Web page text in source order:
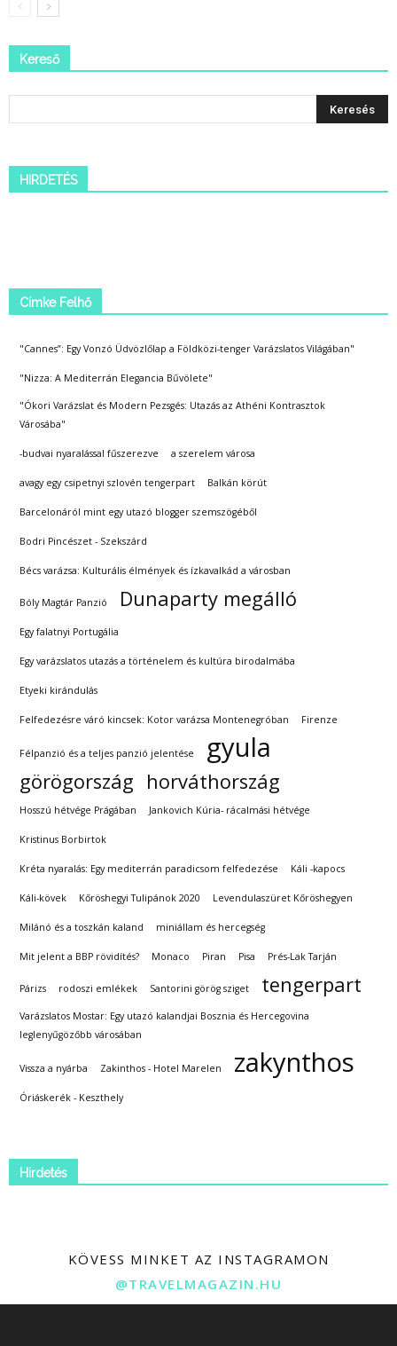
Kereső
HIRDETÉS
Címke Felhő
"Cannes”: Egy Vonzó Üdvözlőlap a Földközi-tenger Varázslatos Világában"
"Nizza: A Mediterrán Elegancia Bűvölete"
"Ókori Varázslat és Modern Pezsgés: Utazás az Athéni Kontrasztok
Városába"
-budvai nyaralással fűszerezve a szerelem városa
avagy egy csipetnyi szlovén tengerpart Balkán körút
Barcelonáról mint egy utazó blogger szemszögéből
Bodri Pincészet - Szekszárd
Bécs varázsa: Kulturális élmények és ízkavalkád a városban
Bóly Magtár Panzió Dunaparty megálló
Egy falatnyi Portugália
Egy varázslatos utazás a történelem és kultúra birodalmába
Etyeki kirándulás
Felfedezésre váró kincsek: Kotor varázsa Montenegróban Firenze
Félpanzió és a teljes panzió jelentése gyula
görögország horváthország
Hosszú hétvége Prágában Jankovich Kúria- rácalmási hétvége
Kristinus Borbirtok
Kréta nyaralás: Egy mediterrán paradicsom felfedezése Káli -kapocs
Káli-kövek Kőröshegyi Tulipánok 2020 Levendulaszüret Kőröshegyen
Milánó és a toszkán kaland miniállam és hercegség
Mit jelent a BBP rövidítés? Monaco Piran Pisa Prés-Lak Tarján
Párizs rodoszi emlékek Santorini görög sziget tengerpart
Varázslatos Mostar: Egy utazó kalandjai Bosznia és Hercegovina
leglenyűgözőbb városában
Vissza a nyárba Zakinthos - Hotel Marelen zakynthos
Óriáskerék - Keszthely
Hirdetés
KÖVESS MINKET AZ INSTAGRAMON
@TRAVELMAGAZIN.HU